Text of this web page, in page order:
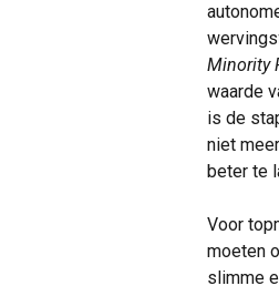
wervings
Minority
waarde
is de
niet
beter te
Voor
moeten
slimme